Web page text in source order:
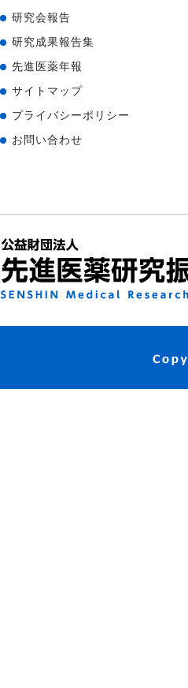
研究会報告
研究成果報告集
先進医薬年報
サイトマップ
プライバシーポリシー
お問い合わせ